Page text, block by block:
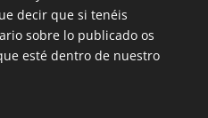
decir que si tenéis
sobre lo publicado os
esté dentro de nuestro